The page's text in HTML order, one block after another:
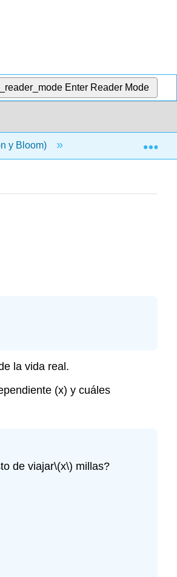
Enter Reader Mode
y Bloom) 1: Ecuaciones
la vida real.
(x) y cuáles
de viajar\(x\) millas?